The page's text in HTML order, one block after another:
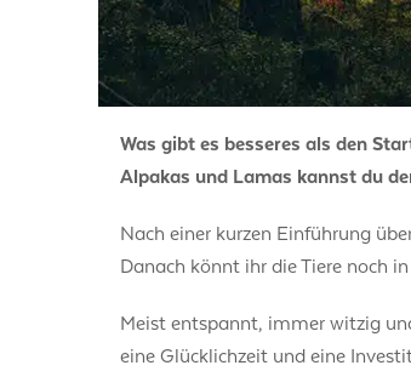
Was gibt es besseres als den
Alpakas und Lamas kannst du
Nach einer kurzen Einführung
Danach könnt ihr die Tiere noch
Meist entspannt, immer witzig
eine Glücklichzeit und eine